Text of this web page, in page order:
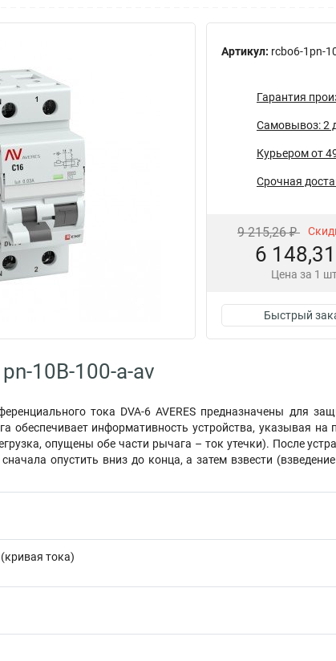
Артикул: rcbo6-1pn-
Гарантия
Самовывоз: 2
Курьером от
Срочная
9 215,26 ₽
6
Цена за 1
Быстрый
10B-100-a-av
тока DVA-6 AVERES предназначены для
обеспечивает информативность устройства, указывая
опущены обе части рычага – ток утечки). После
опустить вниз до конца, а затем взвести
тока)